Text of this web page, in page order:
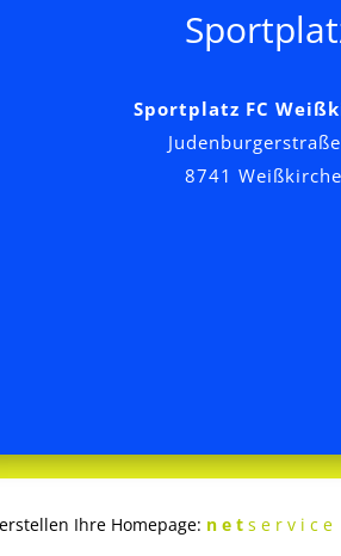
Sportplatz FC
8741
Ihre Homepage: n e t s e r v i c